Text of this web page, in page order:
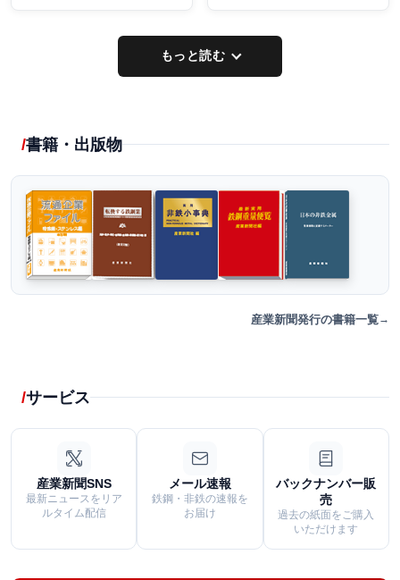
もっと読む
書籍・出版物
産業新聞発行の書籍一覧
サービス
産業新聞SNS
最新ニュースをリア
ルタイム配信
メール速報
鉄鋼・非鉄の速報を
お届け
バックナンバー販
売
過去の紙面をご購入
いただけます